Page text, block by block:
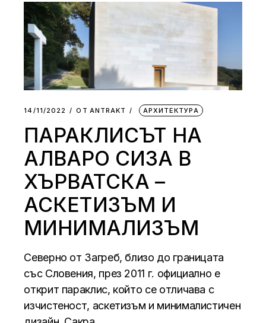
14/11/2022 ОТ АNTRAKT АРХИТЕКТУРА
ПАРАКЛИСЪТ НА
АЛВАРО СИЗА В
ХЪРВАТСКА –
АСКЕТИЗЪМ И
МИНИМАЛИЗЪМ
Северно от Загреб, близо до границата
със Словения, през 2011 г. официално е
открит параклис, който се отличава с
изчистеност, аскетизъм и минималистичен